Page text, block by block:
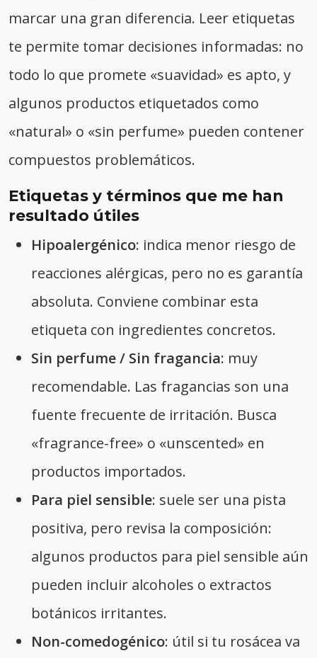
marcar una gran diferencia. Leer etiquetas
te permite tomar decisiones informadas: no
todo lo que promete «suavidad» es apto, y
algunos productos etiquetados como
«natural» o «sin perfume» pueden contener
compuestos problemáticos.
Etiquetas y términos que me han
resultado útiles
Hipoalergénico: indica menor riesgo de
reacciones alérgicas, pero no es garantía
absoluta. Conviene combinar esta
etiqueta con ingredientes concretos.
Sin perfume / Sin fragancia: muy
recomendable. Las fragancias son una
fuente frecuente de irritación. Busca
«fragrance-free» o «unscented» en
productos importados.
Para piel sensible: suele ser una pista
positiva, pero revisa la composición:
algunos productos para piel sensible aún
pueden incluir alcoholes o extractos
botánicos irritantes.
Non-comedogénico: útil si tu rosácea va